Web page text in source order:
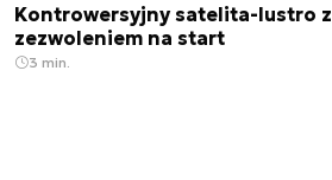
Kontrowersyjny satelita-lustro z
zezwoleniem na start
3 min.